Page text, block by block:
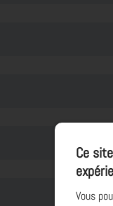
Ce
Vous